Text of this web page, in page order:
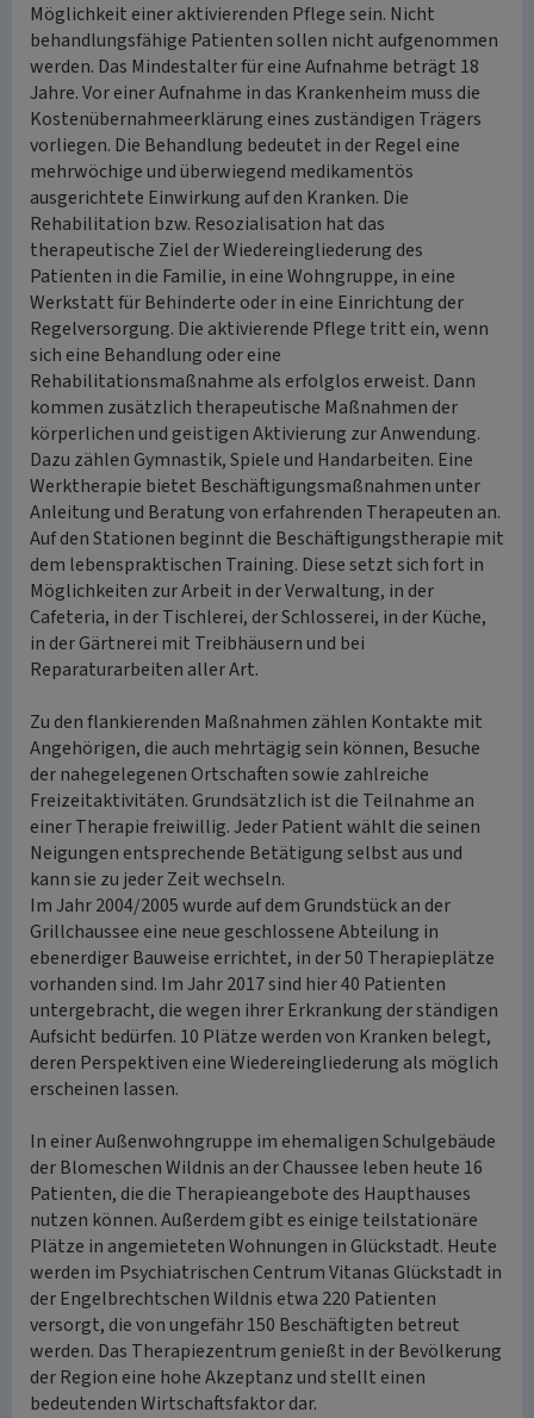
Möglichkeit einer aktivierenden Pflege sein. Nicht
behandlungsfähige Patienten sollen nicht aufgenommen
werden. Das Mindestalter für eine Aufnahme beträgt 18
Jahre. Vor einer Aufnahme in das Krankenheim muss die
Kostenübernahmeerklärung eines zuständigen Trägers
vorliegen. Die Behandlung bedeutet in der Regel eine
mehrwöchige und überwiegend medikamentös
ausgerichtete Einwirkung auf den Kranken. Die
Rehabilitation bzw. Resozialisation hat das
therapeutische Ziel der Wiedereingliederung des
Patienten in die Familie, in eine Wohngruppe, in eine
Werkstatt für Behinderte oder in eine Einrichtung der
Regelversorgung. Die aktivierende Pflege tritt ein, wenn
sich eine Behandlung oder eine
Rehabilitationsmaßnahme als erfolglos erweist. Dann
kommen zusätzlich therapeutische Maßnahmen der
körperlichen und geistigen Aktivierung zur Anwendung.
Dazu zählen Gymnastik, Spiele und Handarbeiten. Eine
Werktherapie bietet Beschäftigungsmaßnahmen unter
Anleitung und Beratung von erfahrenden Therapeuten an.
Auf den Stationen beginnt die Beschäftigungstherapie mit
dem lebenspraktischen Training. Diese setzt sich fort in
Möglichkeiten zur Arbeit in der Verwaltung, in der
Cafeteria, in der Tischlerei, der Schlosserei, in der Küche,
in der Gärtnerei mit Treibhäusern und bei
Reparaturarbeiten aller Art.
Zu den flankierenden Maßnahmen zählen Kontakte mit
Angehörigen, die auch mehrtägig sein können, Besuche
der nahegelegenen Ortschaften sowie zahlreiche
Freizeitaktivitäten. Grundsätzlich ist die Teilnahme an
einer Therapie freiwillig. Jeder Patient wählt die seinen
Neigungen entsprechende Betätigung selbst aus und
kann sie zu jeder Zeit wechseln.
Im Jahr 2004/2005 wurde auf dem Grundstück an der
Grillchaussee eine neue geschlossene Abteilung in
ebenerdiger Bauweise errichtet, in der 50 Therapieplätze
vorhanden sind. Im Jahr 2017 sind hier 40 Patienten
untergebracht, die wegen ihrer Erkrankung der ständigen
Aufsicht bedürfen. 10 Plätze werden von Kranken belegt,
deren Perspektiven eine Wiedereingliederung als möglich
erscheinen lassen.
In einer Außenwohngruppe im ehemaligen Schulgebäude
der Blomeschen Wildnis an der Chaussee leben heute 16
Patienten, die die Therapieangebote des Haupthauses
nutzen können. Außerdem gibt es einige teilstationäre
Plätze in angemieteten Wohnungen in Glückstadt. Heute
werden im Psychiatrischen Centrum Vitanas Glückstadt in
der Engelbrechtschen Wildnis etwa 220 Patienten
versorgt, die von ungefähr 150 Beschäftigten betreut
werden. Das Therapiezentrum genießt in der Bevölkerung
der Region eine hohe Akzeptanz und stellt einen
bedeutenden Wirtschaftsfaktor dar.